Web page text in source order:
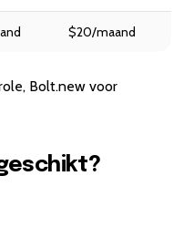
$20/maand
Bolt.new voor